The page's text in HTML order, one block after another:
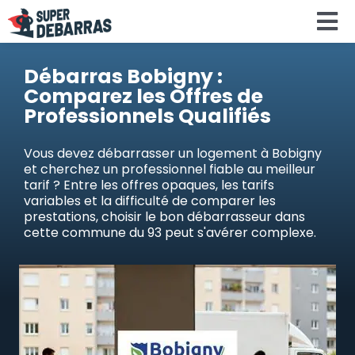
Skip
to
Services
Régions
Search
for:
Débarras Bobigny :
Comparez les Offres de
Professionnels Qualifiés
Vous devez débarrasser un logement à Bobigny
et cherchez un professionnel fiable au meilleur
tarif ? Entre les offres opaques, les tarifs
variables et la difficulté de comparer les
prestations, choisir le bon débarrasseur dans
cette commune du 93 peut s'avérer complexe.